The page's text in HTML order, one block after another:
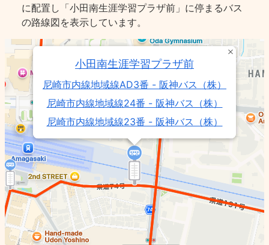
に配置し「小田南生涯学習プラザ前」に停まるバス
の路線図を表示しています。
小田南生涯学習プラザ前
尼崎市内線地域線AD3番 - 阪神バス（株）
尼崎市内線地域線24番 - 阪神バス（株）
尼崎市内線地域線23番 - 阪神バス（株）